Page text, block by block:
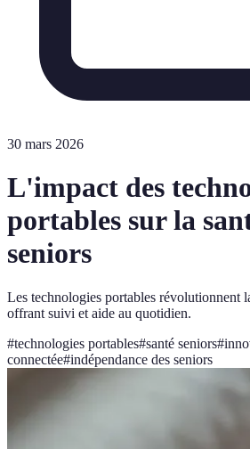
30 mars 2026
L'impact des
portables sur la
seniors
Les technologies portables révolutionnent
offrant suivi et aide au quotidien.
#technologies portables#santé seniors#
connectée#indépendance des seniors